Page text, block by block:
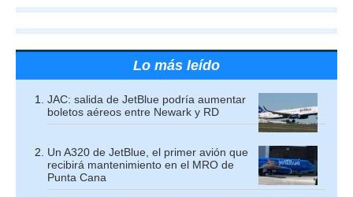
Lo más leído
JAC: salida de JetBlue podría aumentar
boletos aéreos entre Newark y RD
Un A320 de JetBlue, el primer avión que
recibirá mantenimiento en el MRO de
Punta Cana